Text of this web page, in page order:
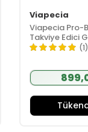
Viapecia
Viapecia Pro-
Takviye Edici
(1)